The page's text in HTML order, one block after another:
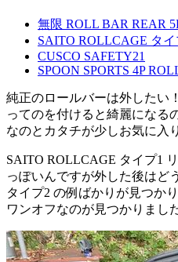
無限 ROLL BAR REAR
SAITO ROLLCAGE タイ
CUSCO SAFETY21
SPOON SPORTS 4P
純正のロールバーは外したい
ってのを付けると綺麗になる
なのとカタチが少しお気に入
SAITO ROLLCAGE タイプ1
っぽいんですが外した後はど
タイプ2 の例ばかりが見つか
ワンオフなのが見つかりました